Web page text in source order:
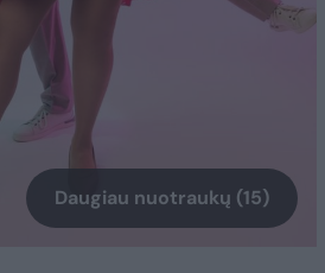
Daugiau nuotraukų (15)